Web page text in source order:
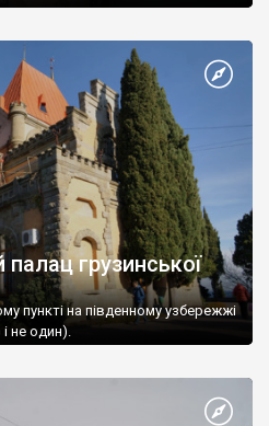
грузинської
пункті на південному узбережжі
не один).